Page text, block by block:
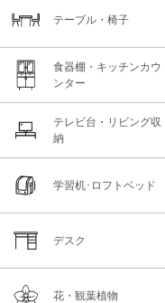
テーブル・椅子
食器棚・キッチンカウ
ンター
テレビ台・リビング収
納
学習机･ロフトベッド
デスク
花・観葉植物